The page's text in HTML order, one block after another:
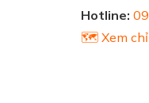
Hotline:
🗺️ Xem chỉ